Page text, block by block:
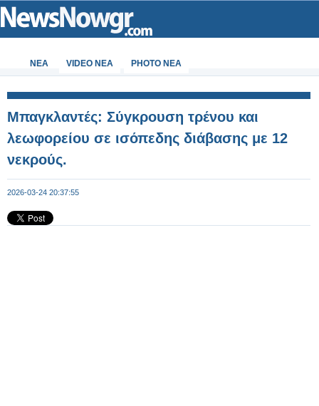
ΝΕΑ VIDEO NEA PHOTO NEA
Μπαγκλαντές: Σύγκρουση τρένου και
λεωφορείου σε ισόπεδης διάβασης με 12
νεκρούς.
2026-03-24 20:37:55